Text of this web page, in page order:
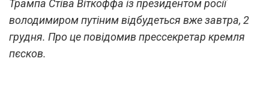
Трампа Стіва Віткоффа із президентом росії
володимиром путіним відбудеться вже завтра, 2
грудня. Про це повідомив прессекретар кремля
пєсков.